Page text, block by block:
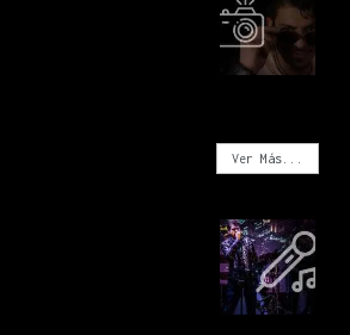
Ver Más...